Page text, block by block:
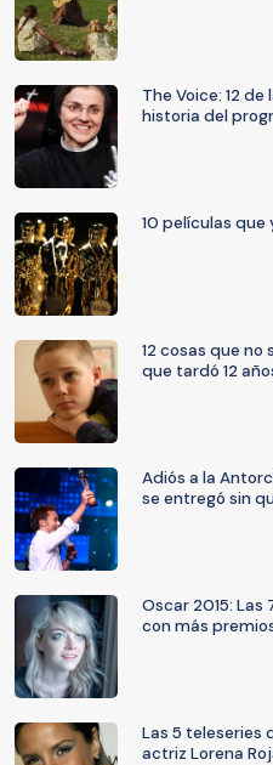
The Voice: 12
historia del
10 películas que
12 cosas que no
que tardó 12
Adiós a la
se entregó sin
Oscar 2015: Las
con más
Las 5 teleseries
actriz Lorena